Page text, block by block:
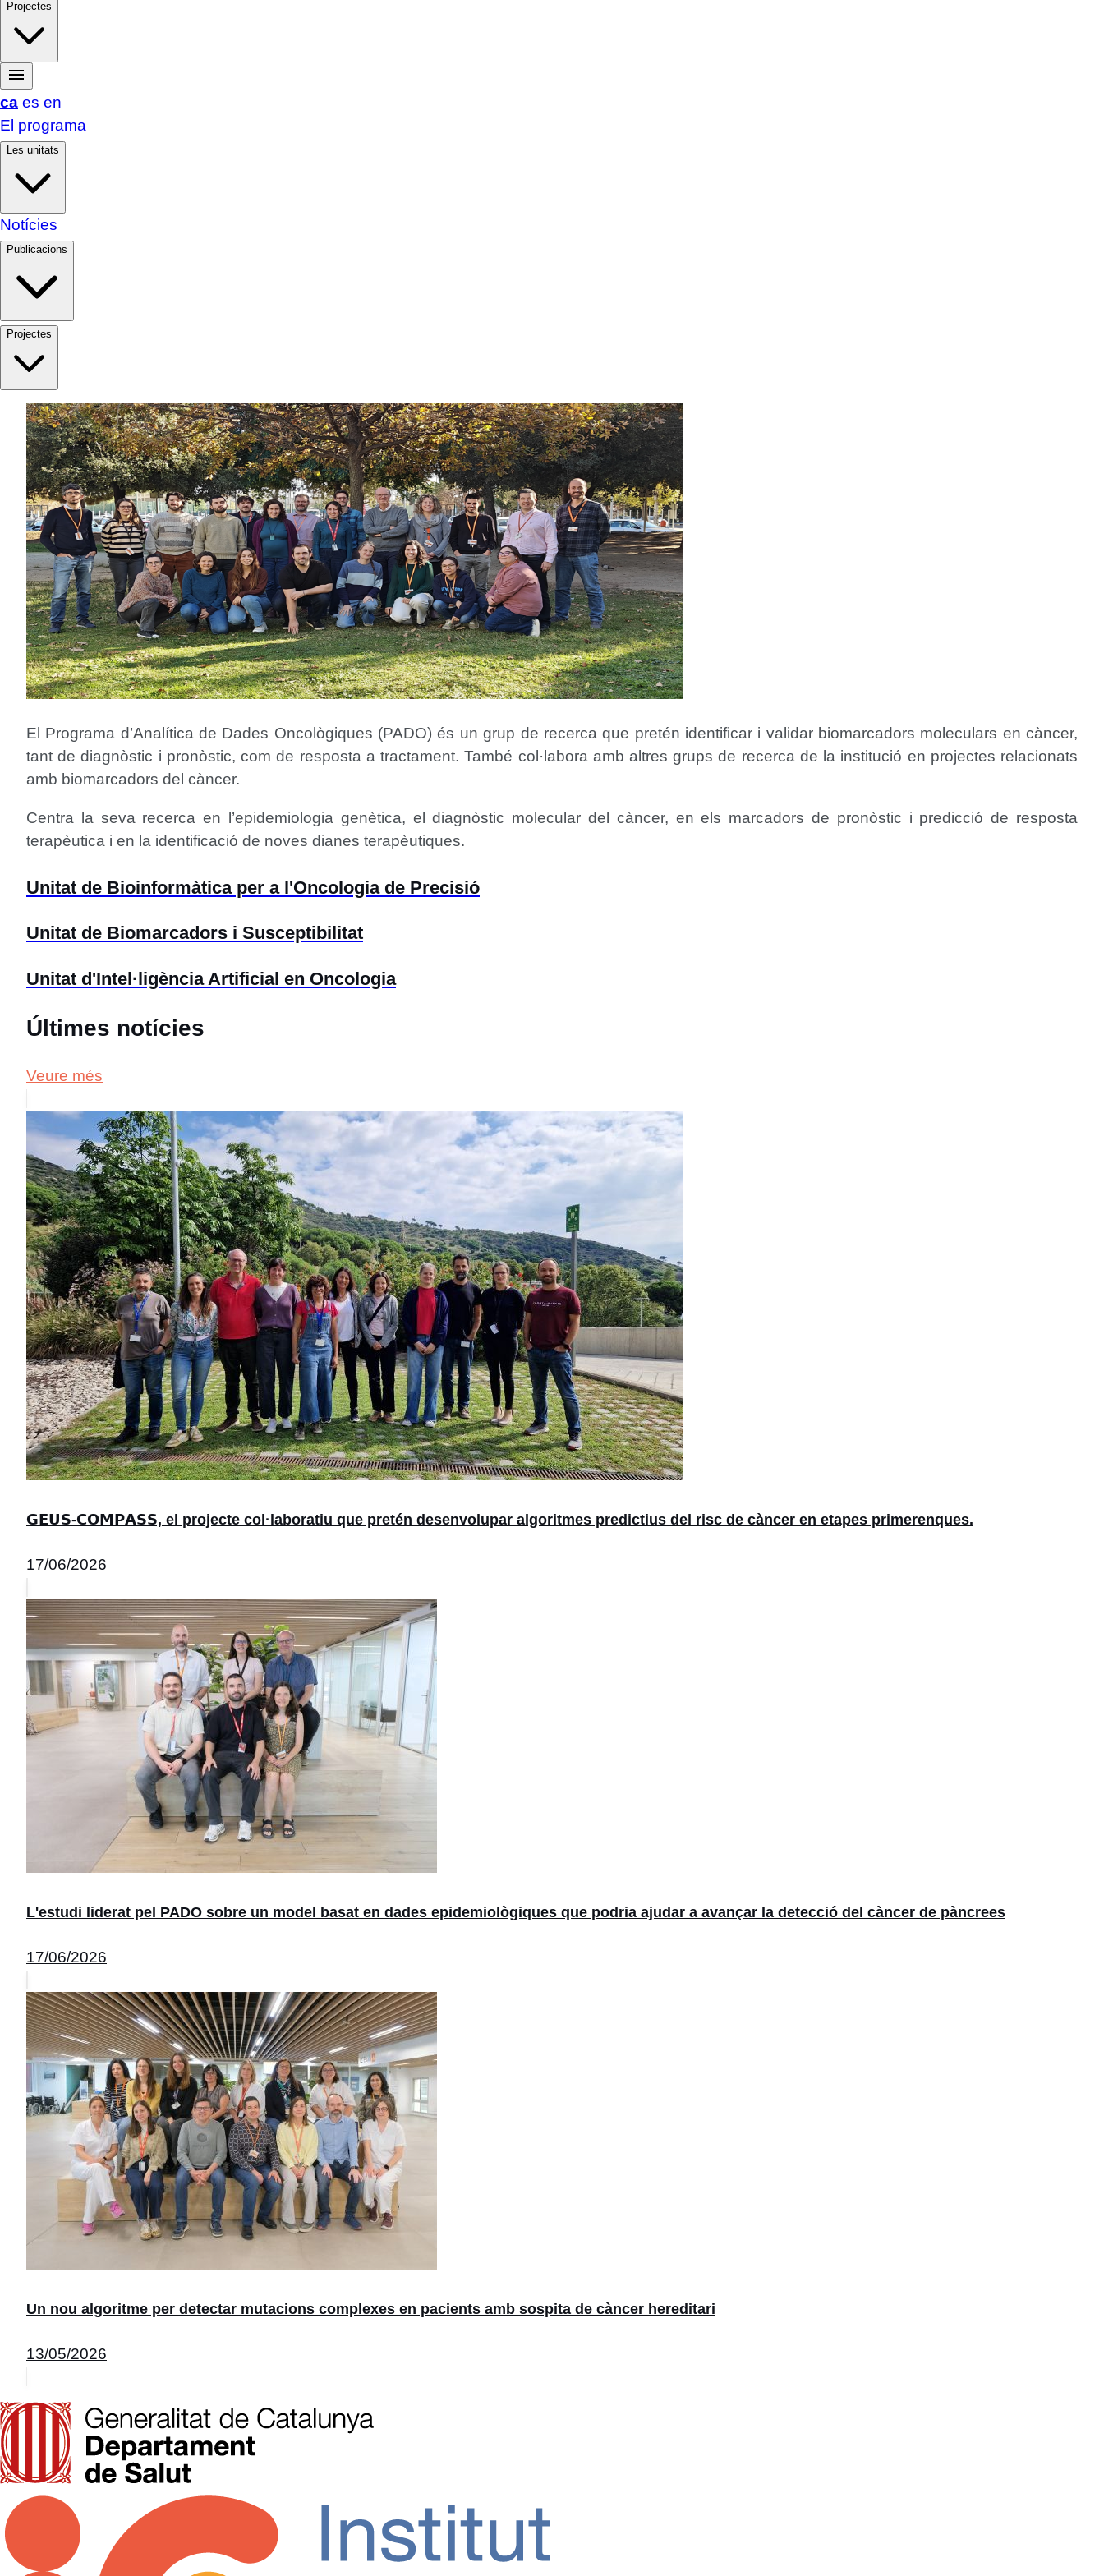
Projectes
ca es en
El programa
Les unitats
Notícies
Publicacions
Projectes
El Programa d’Analítica de Dades Oncològiques (PADO) és un grup de recerca que pretén identificar i validar biomarcadors moleculars en càncer,
tant de diagnòstic i pronòstic, com de resposta a tractament. També col·labora amb altres grups de recerca de la institució en projectes relacionats
amb biomarcadors del càncer.
Centra la seva recerca en l’epidemiologia genètica, el diagnòstic molecular del càncer, en els marcadors de pronòstic i predicció de resposta
terapèutica i en la identificació de noves dianes terapèutiques.
Unitat de Bioinformàtica per a l'Oncologia de Precisió
Unitat de Biomarcadors i Susceptibilitat
Unitat d'Intel·ligència Artificial en Oncologia
Últimes notícies
Veure més
𝗚𝗘𝗨𝗦-𝗖𝗢𝗠𝗣𝗔𝗦𝗦, el projecte col·laboratiu que pretén desenvolupar algoritmes predictius del risc de càncer en etapes primerenques.
17/06/2026
L'estudi liderat pel PADO sobre un model basat en dades epidemiològiques que podria ajudar a avançar la detecció del càncer de pàncrees
17/06/2026
Un nou algoritme per detectar mutacions complexes en pacients amb sospita de càncer hereditari
13/05/2026